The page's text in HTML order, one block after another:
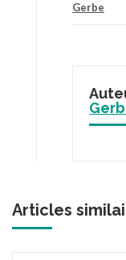
Gerbe
Articles